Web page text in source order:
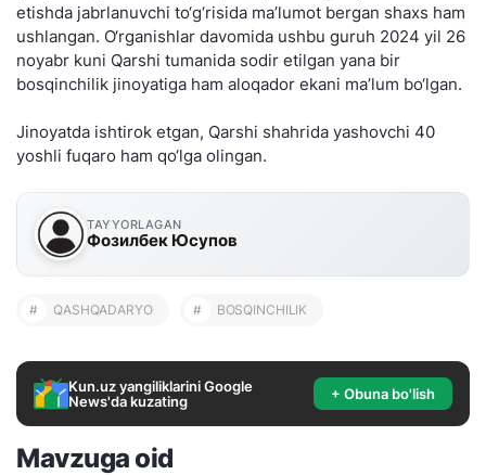
etishda jabrlanuvchi to‘g‘risida ma’lumot bergan shaxs ham
ushlangan. O‘rganishlar davomida ushbu guruh 2024 yil 26
noyabr kuni Qarshi tumanida sodir etilgan yana bir
bosqinchilik jinoyatiga ham aloqador ekani ma’lum bo‘lgan.
Jinoyatda ishtirok etgan, Qarshi shahrida yashovchi 40
yoshli fuqaro ham qo‘lga olingan.
TAYYORLAGAN
Фозилбек Юсупов
# QASHQADARYO # BOSQINCHILIK
Kun.uz yangiliklarini Google
News'da kuzating
+ Obuna bo'lish
Mavzuga oid